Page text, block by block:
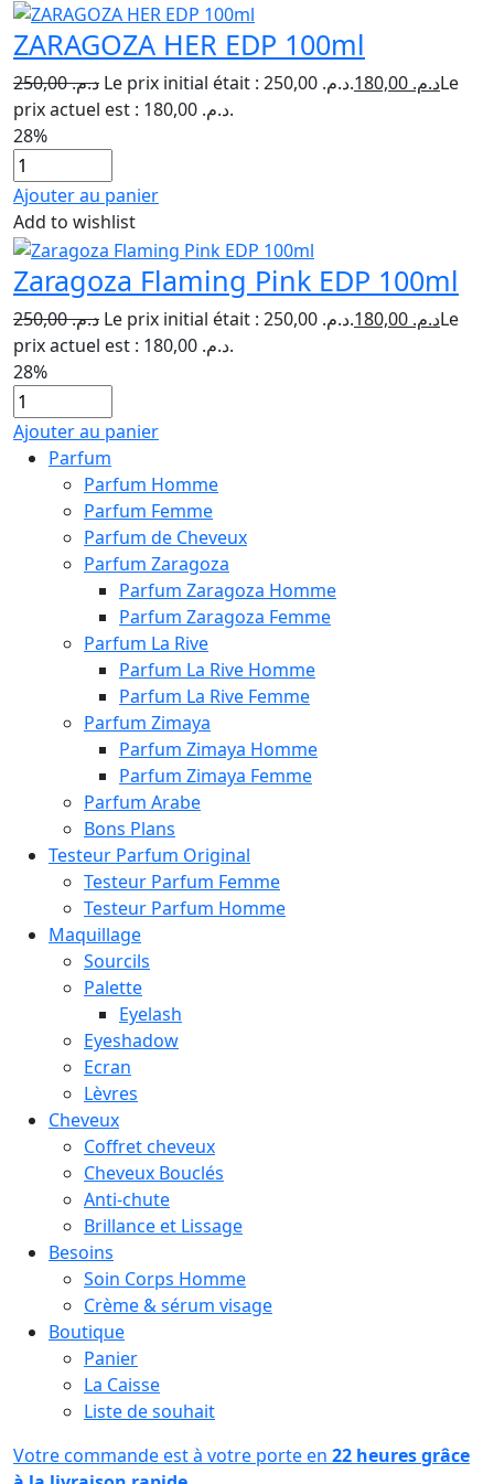
ZARAGOZA HER EDP 100ml
د.م.250,00 Le prix initial était : د.م. 250,00. د.م.Le
prix actuel est : د.م. 180,00.
28%
Ajouter au panier
Add to wishlist
Zaragoza Flaming Pink EDP 100ml
د.م.250,00 Le prix initial était : د.م. 250,00. د.م.Le
prix actuel est : د.م. 180,00.
28%
Ajouter au panier
Parfum
Parfum Homme
Parfum Femme
Parfum de Cheveux
Parfum Zaragoza
Parfum Zaragoza Homme
Parfum Zaragoza Femme
Parfum La Rive
Parfum La Rive Homme
Parfum La Rive Femme
Parfum Zimaya
Parfum Zimaya Homme
Parfum Zimaya Femme
Parfum Arabe
Bons Plans
Testeur Parfum Original
Testeur Parfum Femme
Testeur Parfum Homme
Maquillage
Sourcils
Palette
Eyelash
Eyeshadow
Ecran
Lèvres
Cheveux
Coffret cheveux
Cheveux Bouclés
Anti-chute
Brillance et Lissage
Besoins
Soin Corps Homme
Crème & sérum visage
Boutique
Panier
La Caisse
Liste de souhait
Votre commande est à votre porte en 22 heures grâce